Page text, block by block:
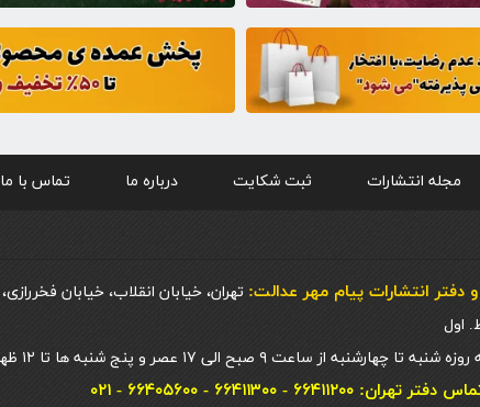
مجله انتشارات ثبت شکایت درباره ما تماس با ما
دفتر انتشارات پيام مهر عدالت: تهران، خیابان انقلاب، خیابان
از ساعت ۹ صبح الی ۱۷ عصر و پنج شنبه ها تا ۱۲ ظهر
- ۶۶۴۱۱۳۰۰ - ۶۶۴۰۵۶۰۰ - ۰۲۱